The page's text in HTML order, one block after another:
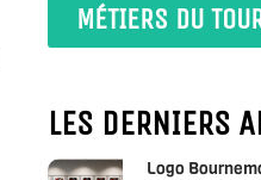
MÉTIERS DU
LES DERNIERS
Logo